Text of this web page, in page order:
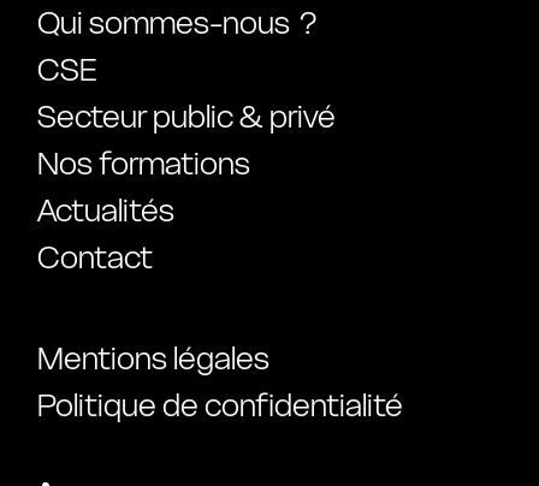
Qui sommes-nous ?
CSE
Secteur public & privé
Nos formations
Actualités
Contact
Mentions légales
Politique de confidentialité